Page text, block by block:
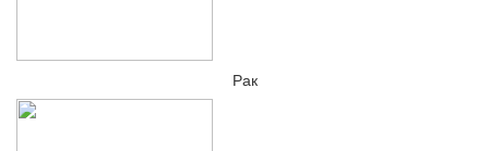
Рак